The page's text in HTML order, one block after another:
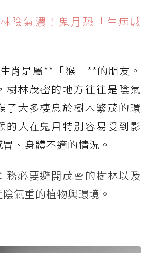
陰氣濃！鬼月恐「生病感
肖是屬**「猴」**的朋友。
樹林茂密的地方往往是陰氣
子大多棲息於樹木繁茂的環
的人在鬼月特別容易受到影
、身體不適的情況。
務必要避開茂密的樹林以及
氣重的植物與環境。